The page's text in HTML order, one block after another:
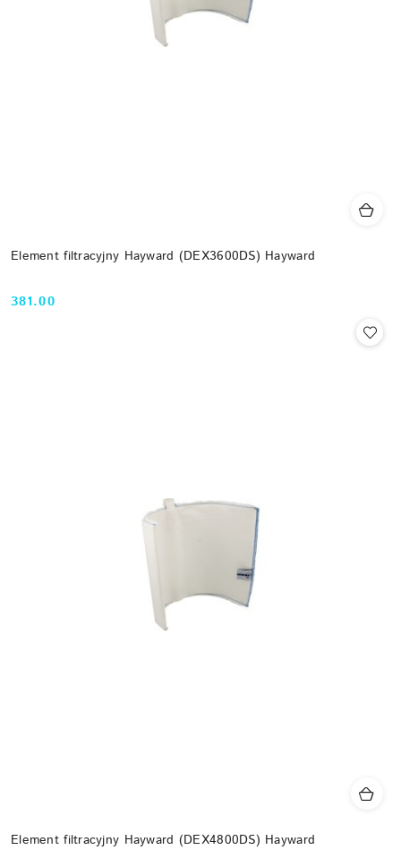
Element filtracyjny Hayward (DEX3600DS) Hayward
Cena:
381.00
Element filtracyjny Hayward (DEX4800DS) Hayward